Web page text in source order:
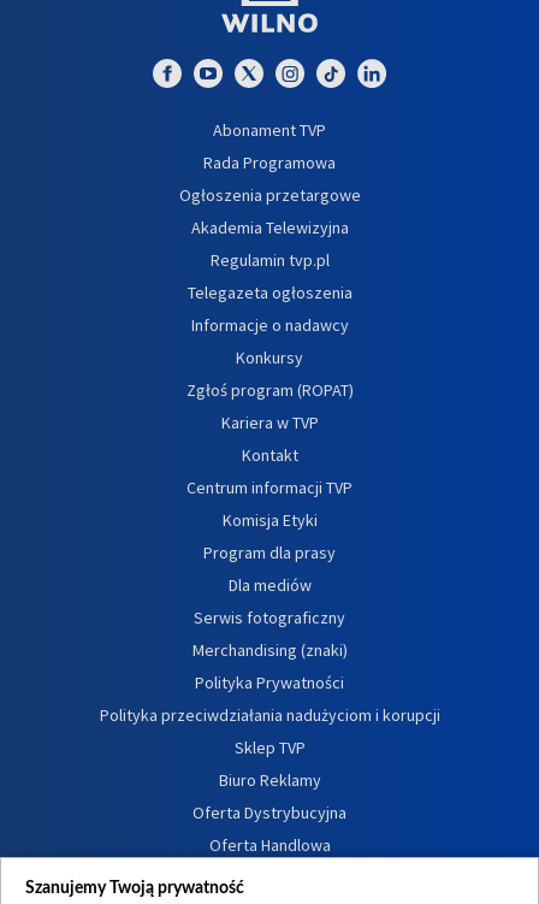
Abonament TVP
Rada Programowa
Ogłoszenia przetargowe
Akademia Telewizyjna
Regulamin tvp.pl
Telegazeta ogłoszenia
Informacje o nadawcy
Konkursy
Zgłoś program (ROPAT)
Kariera w TVP
Kontakt
Centrum informacji TVP
Komisja Etyki
Program dla prasy
Dla mediów
Serwis fotograficzny
Merchandising (znaki)
Polityka Prywatności
Polityka przeciwdziałania nadużyciom i korupcji
Sklep TVP
Biuro Reklamy
Oferta Dystrybucyjna
Oferta Handlowa
Dostępność
Szanujemy Twoją prywatność